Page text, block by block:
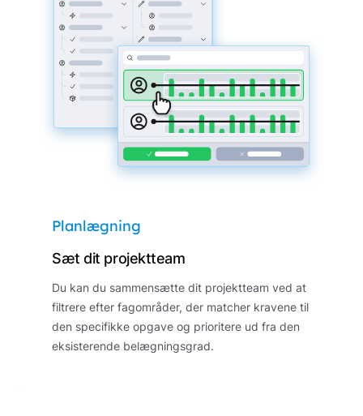
Planlægning
Sæt dit projektteam
Du kan du sammensætte dit projektteam ved at
filtrere efter fagområder, der matcher kravene til
den specifikke opgave og prioritere ud fra den
eksisterende belægningsgrad.